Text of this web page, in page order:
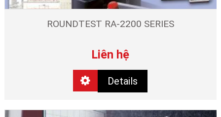
ROUNDTEST RA-2200 SERIES
Liên hệ
Details